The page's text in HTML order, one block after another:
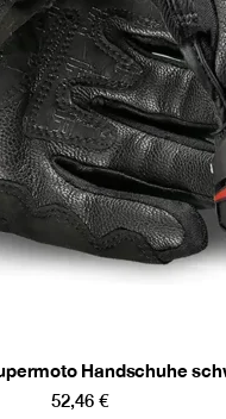
Handschuhe
52,46 €